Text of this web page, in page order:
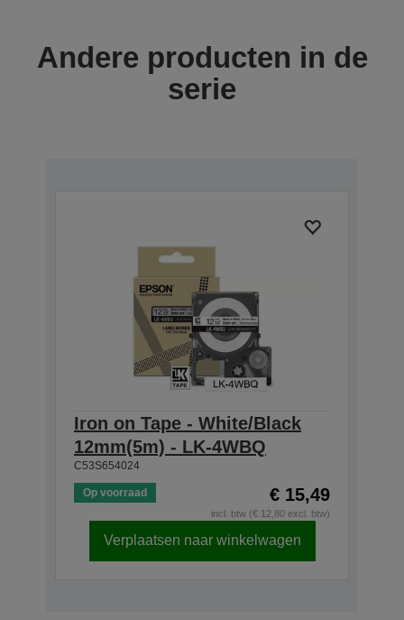
Andere producten in de
serie
Iron on Tape - White/Black
12mm(5m) - LK-4WBQ
C53S654024
Op voorraad € 15,49
incl. btw (€ 12,80 excl. btw)
Verplaatsen naar winkelwagen